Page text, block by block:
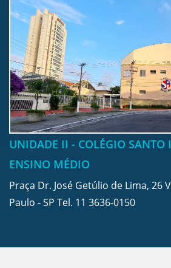
UNIDADE II - COLÉGIO SANTO
ENSINO MÉDIO
Praça Dr. José Getúlio de Lima, 26
Paulo - SP Tel. 11 3636-0150